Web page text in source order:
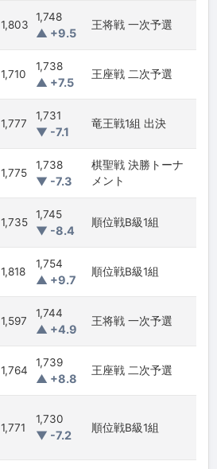
1,803
1,748
▲ +9.5
王将戦 一次予選
1,710
1,738
▲ +7.5
王座戦 二次予選
1,777
1,731
▼ -7.1
竜王戦1組 出決
1,775
1,738
▼ -7.3
棋聖戦 決勝トーナ
メント
1,735
1,745
▼ -8.4
順位戦B級1組
1,818
1,754
▲ +9.7
順位戦B級1組
1,597
1,744
▲ +4.9
王将戦 一次予選
1,764
1,739
▲ +8.8
王座戦 二次予選
1,771
1,730
▼ -7.2
順位戦B級1組